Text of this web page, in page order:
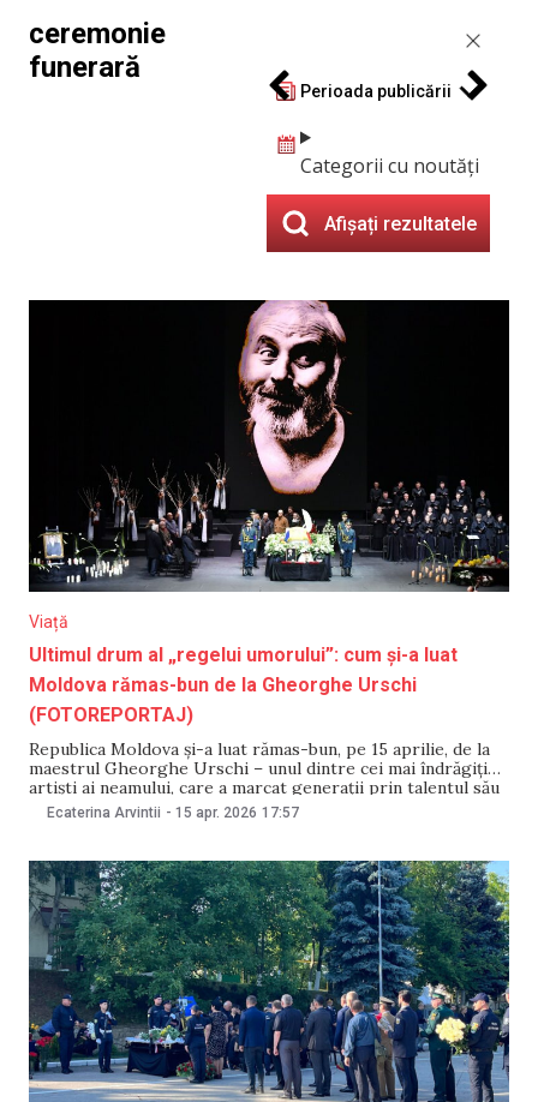
ceremonie
funerară
Perioada publicării
Categorii cu noutăți
Afișați rezultatele
Viață
Ultimul drum al „regelui umorului”: cum și-a luat
Moldova rămas-bun de la Gheorghe Urschi
(FOTOREPORTAJ)
Republica Moldova și-a luat rămas-bun, pe 15 aprilie, de la
maestrul Gheorghe Urschi – unul dintre cei mai îndrăgiți
artiști ai neamului, care a marcat generații prin talentul său
și a rămas în memoria publică drept „regele umorului”.
Artist al Poporului, laureat al Premiului Național și cavaler
Ecaterina Arvintii - 15 apr. 2026 17:57